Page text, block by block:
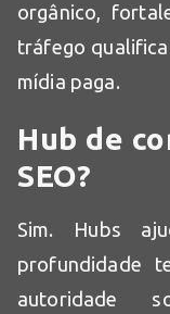
orgânico,
tráfego
mídia paga.
Hub de
SEO?
Sim. Hubs
profundidade
autoridade